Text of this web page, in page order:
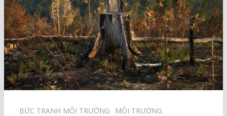
BỨC TRANH MÔI TRƯỜNG⠀ MÔI TRƯỜNG⠀